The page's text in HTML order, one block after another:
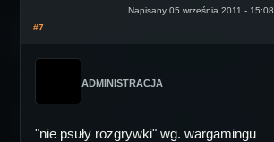
Napisany 05 września 2011 - 15:08
#7
ADMINISTRACJA
"nie psuły rozgrywki" wg. wargamingu